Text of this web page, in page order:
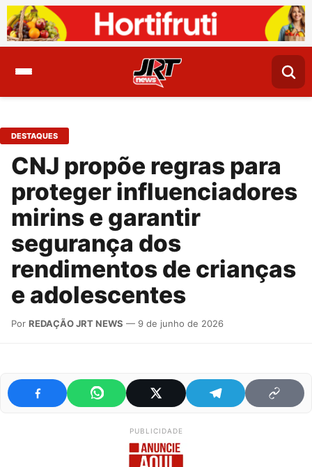
DESTAQUES
CNJ propõe regras para
proteger influenciadores
mirins e garantir
segurança dos
rendimentos de crianças
e adolescentes
Por REDAÇÃO JRT NEWS — 9 de junho de 2026
PUBLICIDADE